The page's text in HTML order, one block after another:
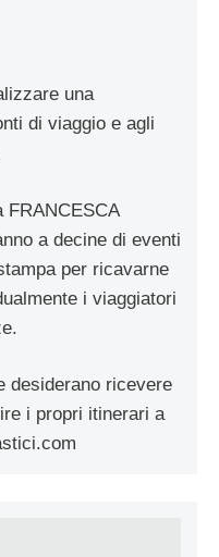
una
di viaggio e agli
FRANCESCA
a decine di eventi
per ricavarne
i viaggiatori
desiderano ricevere
i propri itinerari a